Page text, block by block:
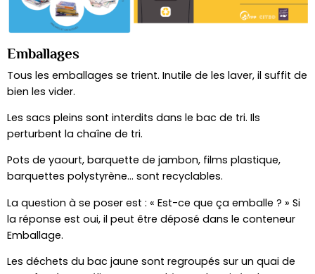
Emballages
Tous les emballages se trient. Inutile de les laver, il suffit de
bien les vider.
Les sacs pleins sont interdits dans le bac de tri. Ils
perturbent la chaîne de tri.
Pots de yaourt, barquette de jambon, films plastique,
barquettes polystyrène… sont recyclables.
La question à se poser est : « Est-ce que ça emballe ? » Si
la réponse est oui, il peut être déposé dans le conteneur
Emballage.
Les déchets du bac jaune sont regroupés sur un quai de